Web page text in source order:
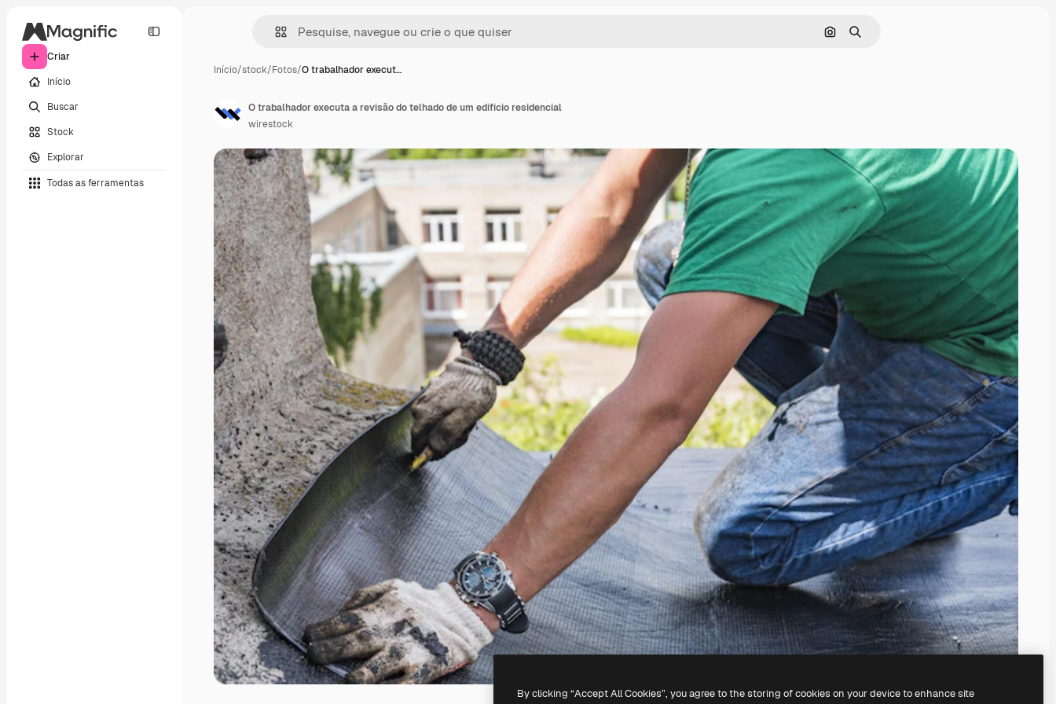
Criar
Início
Buscar
Stock
Explorar
Todas as ferramentas
Pesquisar por imagem
Buscar
Início/stock/Fotos/O trabalhador execut…
O trabalhador executa a revisão do telhado de um edifício residencial
wirestock
By clicking “Accept All Cookies”, you agree to the storing of cookies on your device to enhance site